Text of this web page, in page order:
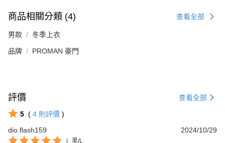
商品相關分類 (4) 查看全部
男款 冬季上衣
品牌 PROMAN 豪門
評價 查看全部
5 ( 4 則評價 )
dio.flash159
2024/10/29
黑/L